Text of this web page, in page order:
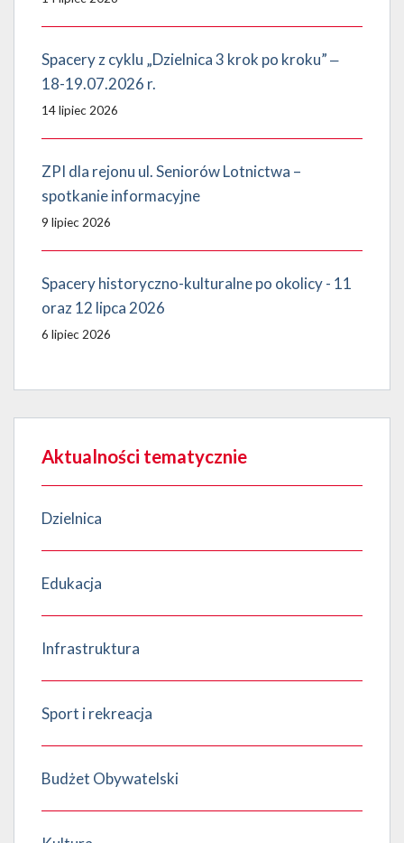
Spacery z cyklu „Dzielnica 3 krok po kroku” ‒
18-19.07.2026 r.
14 lipiec 2026
ZPI dla rejonu ul. Seniorów Lotnictwa –
spotkanie informacyjne
9 lipiec 2026
Spacery historyczno-kulturalne po okolicy - 11
oraz 12 lipca 2026
6 lipiec 2026
Aktualności tematycznie
Dzielnica
Edukacja
Infrastruktura
Sport i rekreacja
Budżet Obywatelski